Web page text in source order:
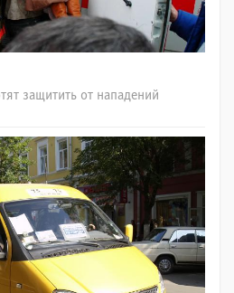
защитить от нападений